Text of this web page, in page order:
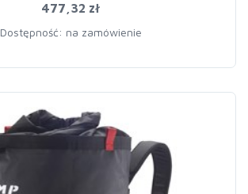
477,32 zł
Dostępność: na zamówienie